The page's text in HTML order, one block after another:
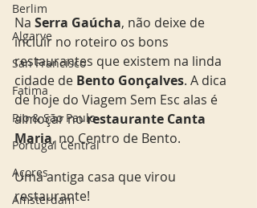
Berlim
Algarve
San Francisco
Fatima
Rio & São Paulo
Portugal Central
Açores
Amsterdam
Na Serra Gaúcha, não deixe de
incluir no roteiro os bons
restaurantes que existem na linda
cidade de Bento Gonçalves. A dica
de hoje do Viagem Sem Esc alas é
almoçar no restaurante Canta
Maria, no Centro de Bento.
Uma antiga casa que virou
restaurante!